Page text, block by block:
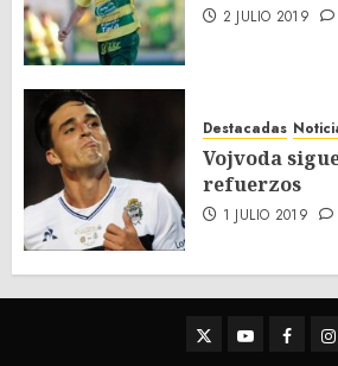
2 JULIO 2019
Destacadas
Vojvoda
refuerzos
1 JULIO 2019
TwitterYoutube